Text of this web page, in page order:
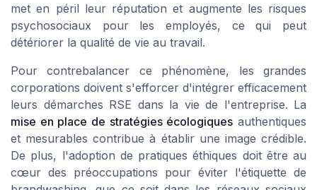
met en péril leur réputation et augmente les risques
psychosociaux pour les employés, ce qui peut
détériorer la qualité de vie au travail.
Pour contrebalancer ce phénomène, les grandes
corporations doivent s'efforcer d'intégrer efficacement
leurs démarches RSE dans la vie de l'entreprise. La
mise en place de stratégies écologiques authentiques
et mesurables contribue à établir une image crédible.
De plus, l'adoption de pratiques éthiques doit être au
cœur des préoccupations pour éviter l'étiquette de